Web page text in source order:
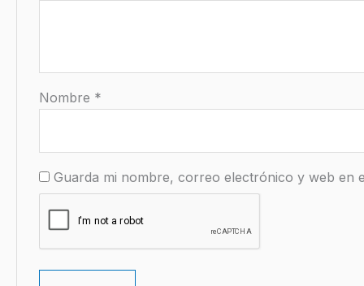
Nombre *
Guarda mi nombre, correo electrónico y web en